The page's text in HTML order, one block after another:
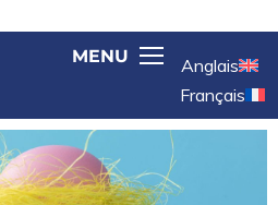
Anglais
Français